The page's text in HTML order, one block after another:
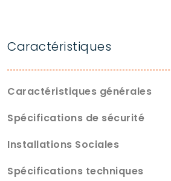
Caractéristiques
Caractéristiques générales
Spécifications de sécurité
Installations Sociales
Spécifications techniques